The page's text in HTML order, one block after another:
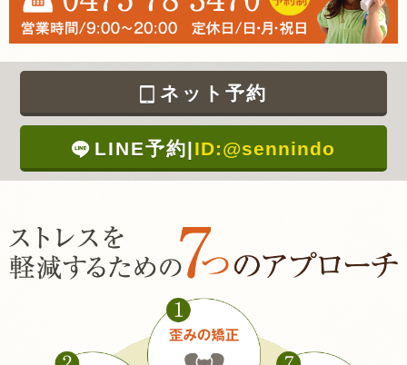
ネット予約
LINE予約|ID:@sennindo